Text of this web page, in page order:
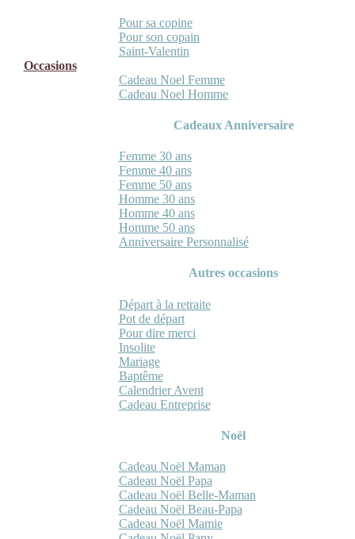
Pour sa copine
Pour son copain
Saint-Valentin
Occasions
Cadeau Noel Femme
Cadeau Noel Homme
Cadeaux Anniversaire
Femme 30 ans
Femme 40 ans
Femme 50 ans
Homme 30 ans
Homme 40 ans
Homme 50 ans
Anniversaire Personnalisé
Autres occasions
Départ à la retraite
Pot de départ
Pour dire merci
Insolite
Mariage
Baptême
Calendrier Avent
Cadeau Entreprise
Noël
Cadeau Noël Maman
Cadeau Noël Papa
Cadeau Noël Belle-Maman
Cadeau Noël Beau-Papa
Cadeau Noël Mamie